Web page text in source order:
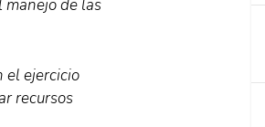
manejo de las
el ejercicio
recursos